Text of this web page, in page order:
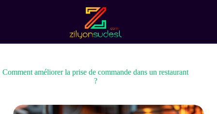
Comment améliorer la prise de commande dans un restaurant
?